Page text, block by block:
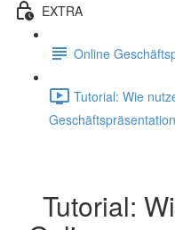
EXTRA
Online
Tutorial: Wie
Tutorial: